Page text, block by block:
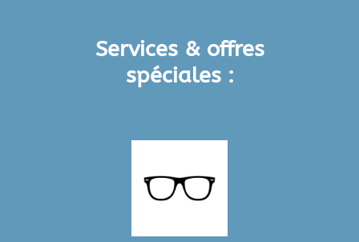
Services & offres
spéciales :